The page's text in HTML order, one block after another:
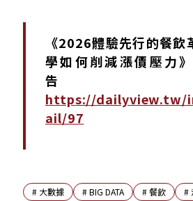
《2026體驗先行的餐飲
學如何削減漲價壓力
告
https://dailyview.tw/
ail/97
# 大數據 #BIG DATA #餐飲 #